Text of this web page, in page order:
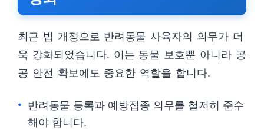
최근 법 개정으로 반려동물 사육자의 의무가 더
욱 강화되었습니다. 이는 동물 보호뿐 아니라 공
공 안전 확보에도 중요한 역할을 합니다.
반려동물 등록과 예방접종 의무를 철저히 준수
해야 합니다.